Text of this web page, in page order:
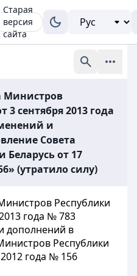
Старая
версия
сайта
Министров
3 сентября 2013 года
и
Совета
Беларусь от 17
(утратило силу)
Республики
года № 783
дополнений в
Республики
года № 156